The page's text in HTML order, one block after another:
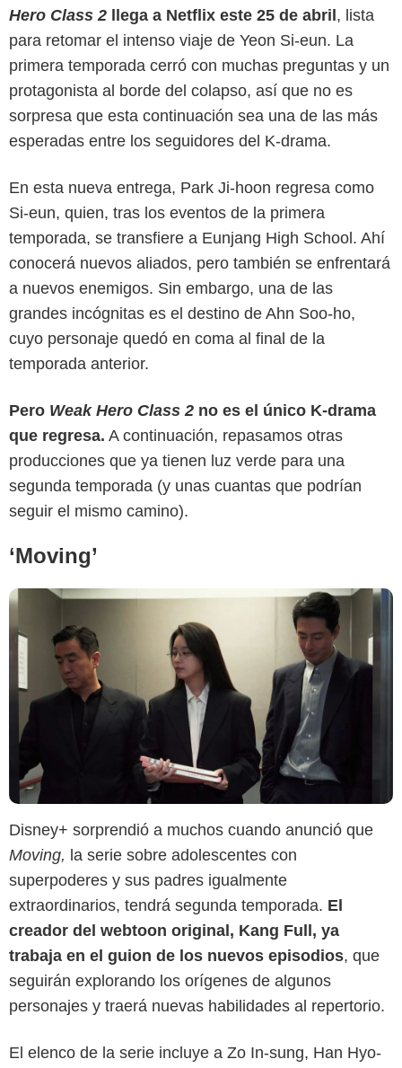
Hero Class 2 llega a Netflix este 25 de abril, lista
para retomar el intenso viaje de Yeon Si-eun. La
primera temporada cerró con muchas preguntas y un
protagonista al borde del colapso, así que no es
sorpresa que esta continuación sea una de las más
esperadas entre los seguidores del K-drama.
En esta nueva entrega, Park Ji-hoon regresa como
Si-eun, quien, tras los eventos de la primera
temporada, se transfiere a Eunjang High School. Ahí
conocerá nuevos aliados, pero también se enfrentará
a nuevos enemigos. Sin embargo, una de las
grandes incógnitas es el destino de Ahn Soo-ho,
cuyo personaje quedó en coma al final de la
temporada anterior.
Pero Weak Hero Class 2 no es el único K-drama
que regresa. A continuación, repasamos otras
producciones que ya tienen luz verde para una
segunda temporada (y unas cuantas que podrían
seguir el mismo camino).
‘Moving’
Disney+ sorprendió a muchos cuando anunció que
Moving, la serie sobre adolescentes con
superpoderes y sus padres igualmente
extraordinarios, tendrá segunda temporada. El
creador del webtoon original, Kang Full, ya
trabaja en el guion de los nuevos episodios, que
seguirán explorando los orígenes de algunos
personajes y traerá nuevas habilidades al repertorio.
El elenco de la serie incluye a Zo In-sung, Han Hyo-
Trends- Kpopmap